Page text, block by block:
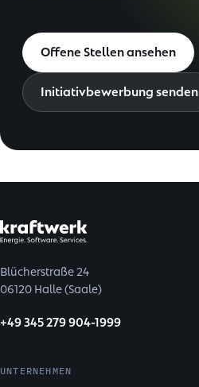
Offene Stellen ansehen
Initiativbewerbung senden
Blücherstraße 24
06120 Halle (Saale)
+49 345 279 904-1999
UNTERNEHMEN